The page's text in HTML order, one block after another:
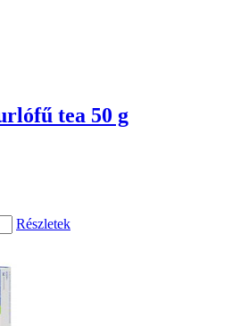
tea 50 g
Részletek